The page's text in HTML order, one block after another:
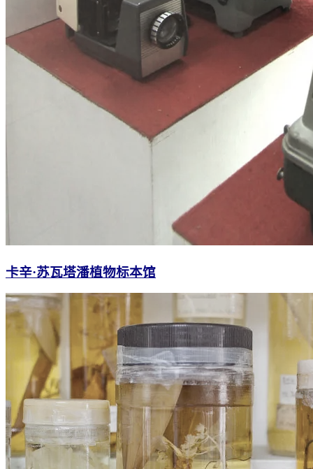
卡辛·​​苏瓦塔潘植物标本馆